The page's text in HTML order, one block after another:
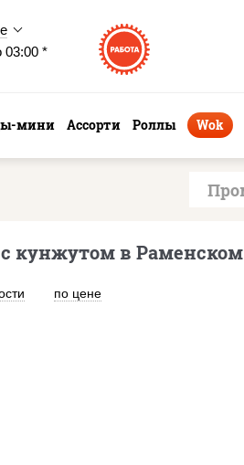
03:00 *
мини Ассорти Роллы Wok
кунжутом в Раменском
по цене